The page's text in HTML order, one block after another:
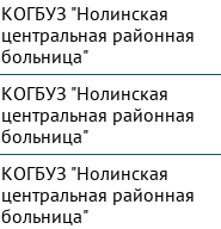
КОГБУЗ "Нолинская
центральная районная
больница"
КОГБУЗ "Нолинская
центральная районная
больница"
КОГБУЗ "Нолинская
центральная районная
больница"